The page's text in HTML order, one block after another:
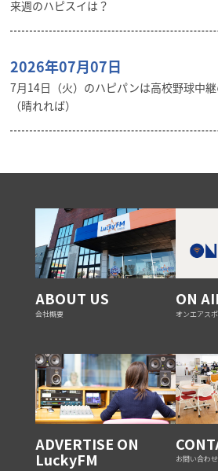
来週のハピスイは？
2026年07月07日
7月14日（火）のハピパンは高校野球中
（晴れれば）
ABOUT US
会社概要
ON
オンエアス
ADVERTISE ON
LuckyFM お問い合わせ